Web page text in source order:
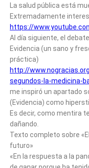
La salud pública está
Extremadamente
https://
Al día siguiente, el
Evidencia (un sano y
práctica)
http://
segundos-la-medicina-
me inspiró un apartado
(Evidencia) como
Es decir, como mentira
dañando.
Texto completo sobre
futuro»
«En la respuesta a la